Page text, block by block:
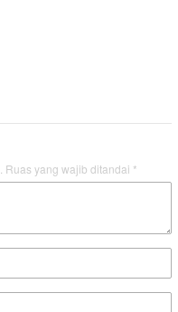
Ruas yang wajib ditandai *